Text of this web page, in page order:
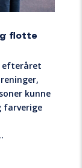
flotte
efteråret
kunne
farverige